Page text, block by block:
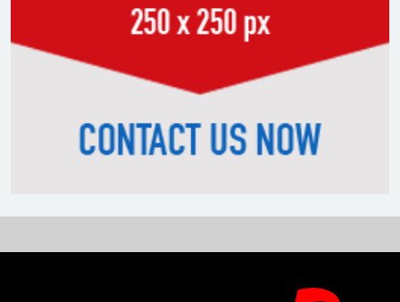
বিএনপির প্রতি আস্থা হারাচ্ছি:
সংসদে নাহিদ ইসলামের মন্তব্য
নিপীড়নের আশঙ্কা জানালে ভিসা নয়
ট্রাম্পকে ‘রাজার খোঁচা’ দিলেন